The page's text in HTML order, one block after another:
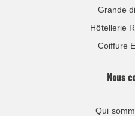
Grande
Hôtellerie
Coiffure
Nous
Qui